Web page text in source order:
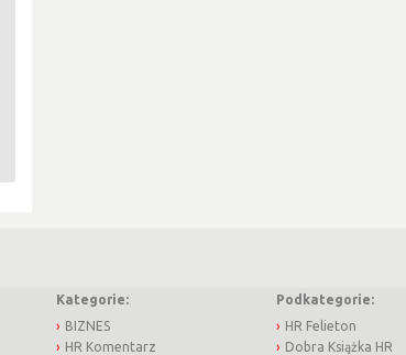
Kategorie:
BIZNES
HR Komentarz
Podkategorie:
HR Felieton
Dobra Książka HR